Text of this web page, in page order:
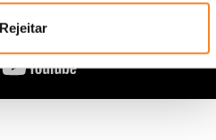
Rejeitar